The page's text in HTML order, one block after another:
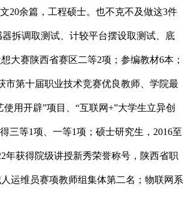
20余篇，工程硕士。也不克不及做这3件
拆调取测试、计较平台摆设取测试、底
大赛陕西省赛区二等2项；参编教材6本；
市第十届职业技术竞赛优良教师、学院最
用开辟”项目、“互联网+”大学生立异创
三等1项、一等1项；硕士研究生，2016至
年获得院级讲授新秀荣誉称号，陕西省职
运维员赛项教师组集体第二名；物联网系